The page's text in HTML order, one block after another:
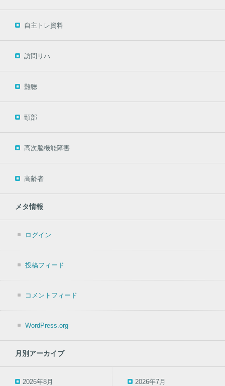
自主トレ資料
訪問リハ
難聴
頸部
高次脳機能障害
高齢者
メタ情報
ログイン
投稿フィード
コメントフィード
WordPress.org
月別アーカイブ
2026年8月 2026年7月